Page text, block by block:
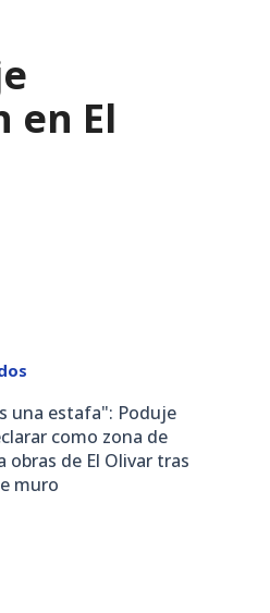
en El
una estafa": Poduje
como zona de
obras de El Olivar tras
muro